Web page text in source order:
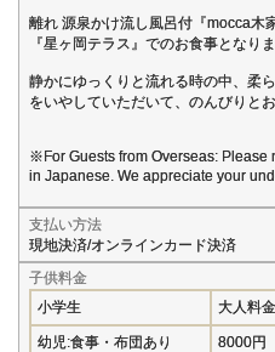
離れ 源泉かけ流し風呂付『mocca木
『星ヶ岡テラス』でのお食事となりま
静かにゆっくりと流れる時の中、柔
をいやしていただいて、のんびりと
※For Guests from Overseas: Please
in Japanese. We appreciate your
支払い方法
現地決済/オンラインカード決済
子供料金
小学生
大人料
幼児:食事・布団あり 8000円